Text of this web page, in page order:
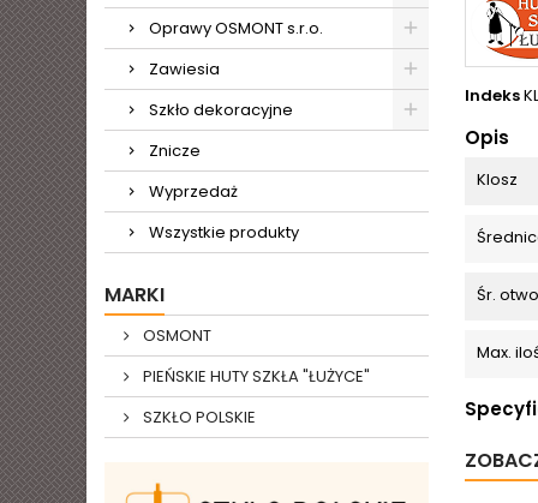
Oprawy OSMONT s.r.o.
Zawiesia
Szkło dekoracyjne
Znicze
Wyprzedaż
Wszystkie produkty
MARKI
OSMONT
PIEŃSKIE HUTY SZKŁA "ŁUŻYCE"
SZKŁO POLSKIE
Indeks
Opis
Klosz
Śr.
Max.